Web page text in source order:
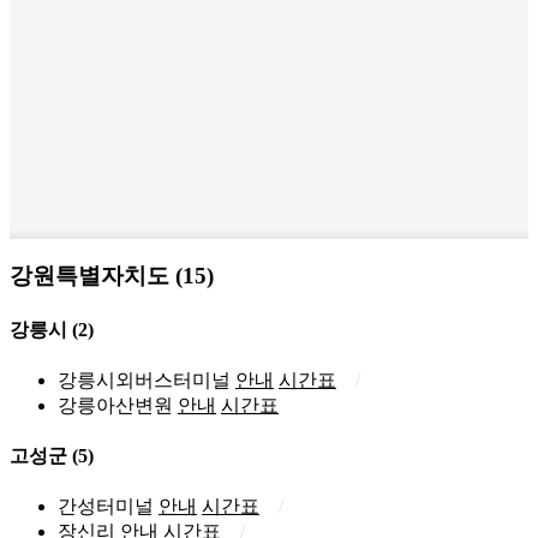
강원특별자치도 (15)
강릉시 (2)
강릉시외버스터미널 안내 시간표
강릉아산변원 안내 시간표
고성군 (5)
간성터미널 안내 시간표
장신리 안내 시간표